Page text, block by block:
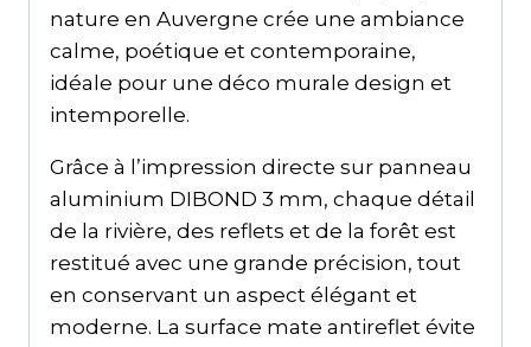
nature en Auvergne crée une ambiance
calme, poétique et contemporaine,
idéale pour une déco murale design et
intemporelle.
Grâce à l’impression directe sur panneau
aluminium DIBOND 3 mm, chaque détail
de la rivière, des reflets et de la forêt est
restitué avec une grande précision, tout
en conservant un aspect élégant et
moderne. La surface mate antireflet évite